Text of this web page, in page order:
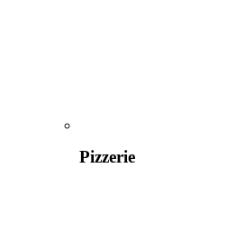
Pizzerie